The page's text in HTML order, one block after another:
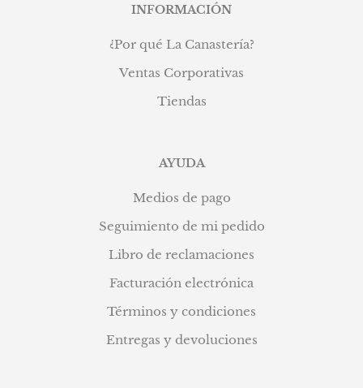
INFORMACIÓN
¿Por qué La Canastería?
Ventas Corporativas
Tiendas
AYUDA
Medios de pago
Seguimiento de mi pedido
Libro de reclamaciones
Facturación electrónica
Términos y condiciones
Entregas y devoluciones